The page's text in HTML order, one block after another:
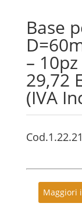
Base
–
29,72
(IVA
Maggiori